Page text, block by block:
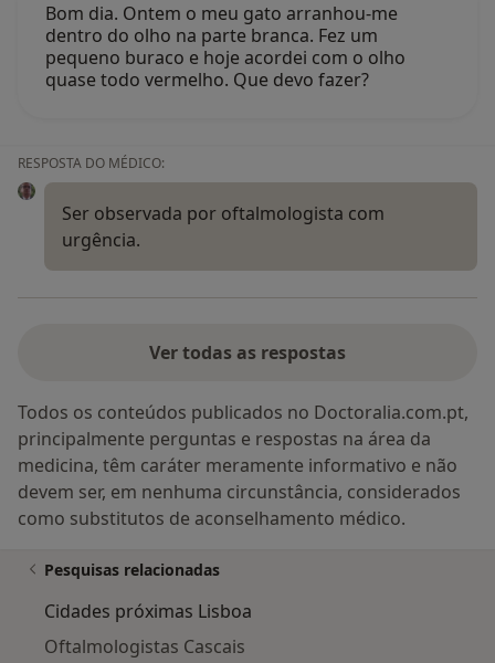
Bom dia. Ontem o meu gato arranhou-me
dentro do olho na parte branca. Fez um
pequeno buraco e hoje acordei com o olho
quase todo vermelho. Que devo fazer?
RESPOSTA DO MÉDICO:
Ser observada por oftalmologista com
urgência.
Ver todas as respostas
Todos os conteúdos publicados no Doctoralia.com.pt,
principalmente perguntas e respostas na área da
medicina, têm caráter meramente informativo e não
devem ser, em nenhuma circunstância, considerados
como substitutos de aconselhamento médico.
Pesquisas relacionadas
Cidades próximas Lisboa
Oftalmologistas Cascais